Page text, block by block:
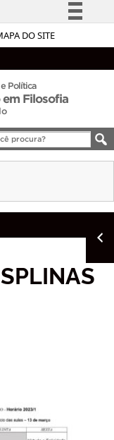
DO SITE
à informação
Canais
Política
em Filosofia